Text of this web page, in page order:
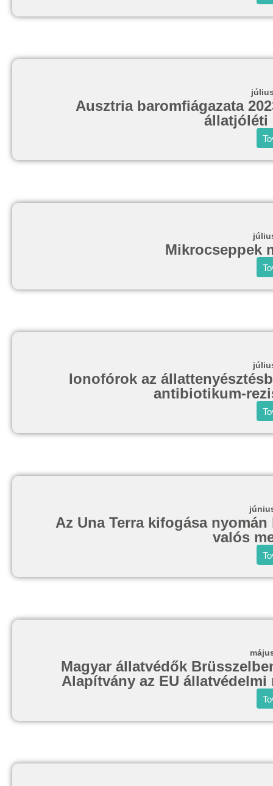
Ausztria baromfiágazata
állatjóléti
Mikrocseppek
Ionofórok az
antibiotikum-
Az Una Terra kifogása
valós
Magyar állatvédők
Alapítvány az EU